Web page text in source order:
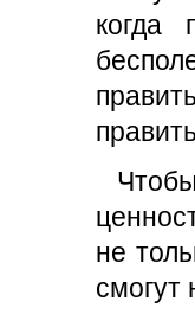
когда
не
смогут